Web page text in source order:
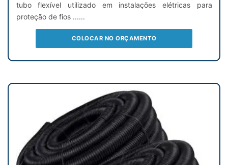
tubo flexível utilizado em instalações elétricas para
proteção de fios ......
COLOCAR NO ORÇAMENTO